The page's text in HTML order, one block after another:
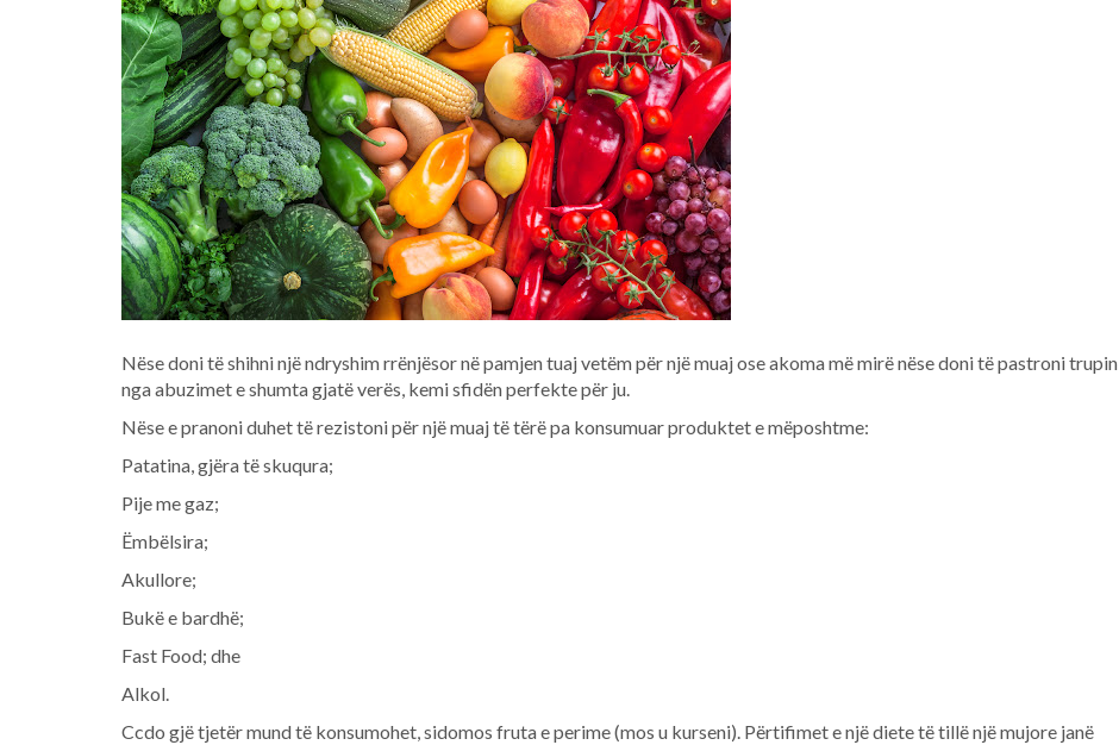
Nëse doni të shihni një ndryshim rrënjësor në pamjen tuaj vetëm për një muaj ose akoma më mirë nëse doni të pastroni trupin
nga abuzimet e shumta gjatë verës, kemi sfidën perfekte për ju.
Nëse e pranoni duhet të rezistoni për një muaj të tërë pa konsumuar produktet e mëposhtme:
Patatina, gjëra të skuqura;
Pije me gaz;
Ëmbëlsira;
Akullore;
Bukë e bardhë;
Fast Food; dhe
Alkol.
Ccdo gjë tjetër mund të konsumohet, sidomos fruta e perime (mos u kurseni). Përtifimet e një diete të tillë një mujore janë